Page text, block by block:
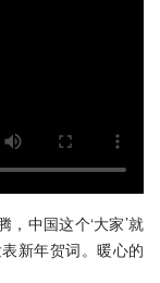
，中国这个‘大家’就
新年贺词。暖心的